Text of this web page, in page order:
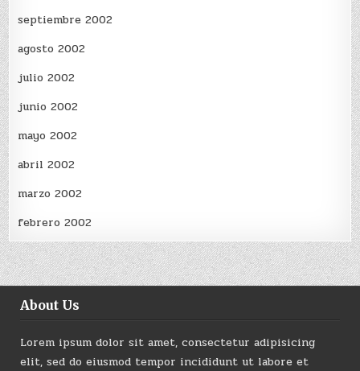
septiembre 2002
agosto 2002
julio 2002
junio 2002
mayo 2002
abril 2002
marzo 2002
febrero 2002
About Us
Lorem ipsum dolor sit amet, consectetur adipisicing
elit, sed do eiusmod tempor incididunt ut labore et